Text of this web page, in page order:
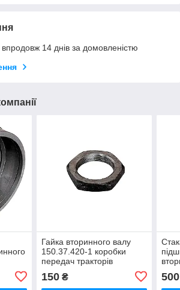
14 днів за домовленістю
Гайка вторинного валу
150.37.420-1 коробки
передач тракторів
Т-151,Т-156,Т-157,Т-120,Т-121,Т-
150₴
Т-
500